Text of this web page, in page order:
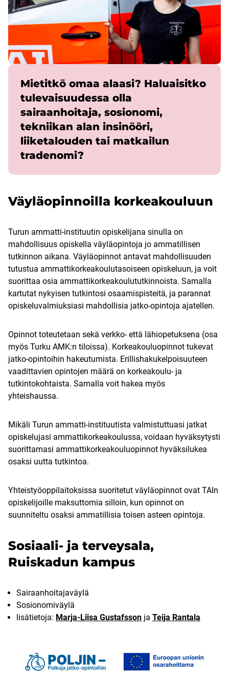
Mietitkö omaa alaasi? Haluaisitko
tulevaisuudessa olla
sairaanhoitaja, sosionomi,
tekniikan alan insinööri,
liiketalouden tai matkailun
tradenomi?
Väyläopinnoilla korkeakouluun
Turun ammatti-instituutin opiskelijana sinulla on
mahdollisuus opiskella väyläopintoja jo ammatillisen
tutkinnon aikana. Väyläopinnot antavat mahdollisuuden
tutustua ammattikorkeakoulutasoiseen opiskeluun, ja voit
suorittaa osia ammattikorkeakoulututkinnoista. Samalla
kartutat nykyisen tutkintosi osaamispisteitä, ja parannat
opiskeluvalmiuksiasi mahdollisia jatko-opintoja ajatellen.
Opinnot toteutetaan sekä verkko- että lähiopetuksena (osa
myös Turku AMK:n tiloissa). Korkeakouluopinnot tukevat
jatko-opintoihin hakeutumista. Erillishakukelpoisuuteen
vaadittavien opintojen määrä on korkeakoulu- ja
tutkintokohtaista. Samalla voit hakea myös
yhteishaussa.
Mikäli Turun ammatti-instituutista valmistuttuasi jatkat
opiskelujasi ammattikorkeakoulussa, voidaan hyväksytysti
suorittamasi ammattikorkeakouluopinnot hyväksilukea
osaksi uutta tutkintoa.
Yhteistyöoppilaitoksissa suoritetut väyläopinnot ovat TAIn
opiskelijoille maksuttomia silloin, kun opinnot on
suunniteltu osaksi ammatillisia toisen asteen opintoja.
Sosiaali- ja terveysala,
Ruiskadun kampus
Sairaanhoitajaväylä
Sosionomiväylä
lisätietoja: Marja-Liisa Gustafsson ja Teija Rantala